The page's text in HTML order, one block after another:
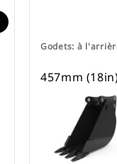
Godets: à
457mm